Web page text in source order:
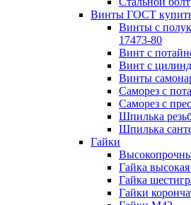
Винты ГОСТ
Винты с
17473-80
Винт с
Винт с
Винты
Саморез с
Саморез с
Шпилька
Шпилька
Гайки
Гайка
Гайка
Гайки